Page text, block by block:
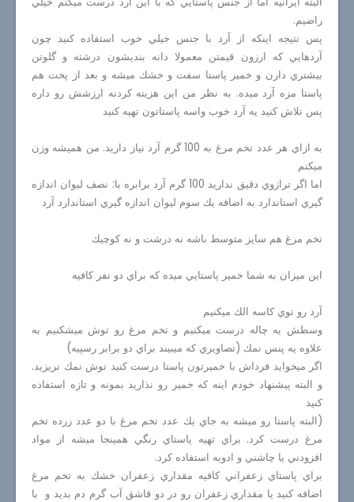
راضيم.
پس نتيجه اينكه از آرد با جنس خيلي خوب استفاده كنيد چون
آردهايي كه ارزون قيمتن معمولا دانه بنديشون درشته و گلوتن
بيشتري دارن و خمير پاستا سفت و خشك ميشه و بعد از پخت هم
پاستا مزه آرد ميده. به نظر من اين هزينه كردنه ارزشش رو داره
پس تلاش كنيد يه آرد خوب واسه پاستاتون تهيه كنيد
به ازاي هر عدد تخم مرغ به 100 گرم آرد نياز داريد. من هميشه وزن
ميكنم
اما اگر ترازوي دقيق نداريد 100 گرم آرد برابره با: نصف ليوان اندازه
گيري استاندارد به اضافه يك سوم ليوان اندازه گيري استاندارد آرد
تخم مرغ هم سايز متوسط باشه نه درشت و نه كوچيك
اين ميزان به شما خمير پاستايي ميده كه براي دو نفر كافيه
آرد رو توي كاسه الك ميكنيم
وسطش يه چاله درست ميكنيم و تخم مرغ رو توش ميشكنيم به
علاوه يه پنس نمك (تصاويري كه ميبيند براي دو برابر رسپيه)
اگر ميخوايد فرداش با خميرتون پاستا درست كنيد توش نمك نريزيد.
و البته پيشنهاد خودم اينه كه خمير رو نذاريد بمونه و تازه استفاده
كنيد
(البته پاستا رو ميشه به جاي يك عدد تخم مرغ با دو عدد زرده تخم
مرغ درست كرد. براي تهيه پاستاي رنگي همينجا ميشه از مواد
افزودني يا چاشني و ادويه استفاده كرد.
براي پاستاي زعفراني كافيه مقداري زعفران خشك به تخم مرغ
اضافه كنيد يا مقداري زعفران رو در دو قاشق آب گرم دم بديد و با